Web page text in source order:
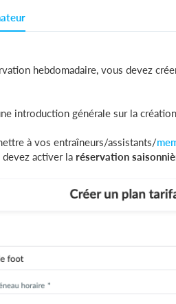
hebdomadaire, vous devez
introduction générale sur la
à vos entraîneurs/assistants/
activer la réservation